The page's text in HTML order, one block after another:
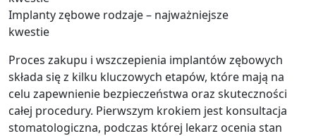
Implanty zębowe rodzaje – najważniejsze
kwestie
Proces zakupu i wszczepienia implantów zębowych
składa się z kilku kluczowych etapów, które mają na
celu zapewnienie bezpieczeństwa oraz skuteczności
całej procedury. Pierwszym krokiem jest konsultacja
stomatologiczna, podczas której lekarz ocenia stan